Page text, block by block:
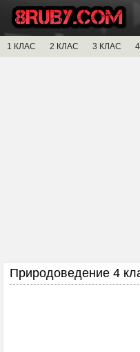
1 КЛАС 2 КЛАС 3 КЛАС
Природоведение 4